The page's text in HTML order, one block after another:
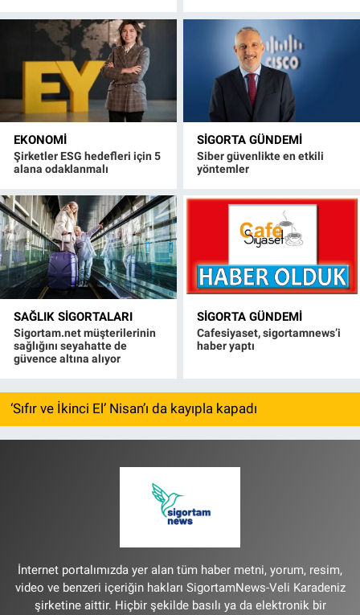
EKONOMI
Şirketler ESG hedefleri için 5
alana odaklanmalı
SIGORTA GÜNDEMI
Siber güvenlikte en etkili
yöntemler
SAĞLIK SIGORTALARI
Sigortam.net müşterilerinin
sağlığını seyahatte de
güvence altına alıyor
SIGORTA GÜNDEMI
Cafesiyaset, sigortamnews’i
haber yaptı
‘Sıfır ve İkinci El’ Nisan’ı da kayıpla kapadı
İnternet portalımızda yer alan tüm haber metni, yorum, resim,
video ve benzeri içeriğin hakları SigortamNews-Veli Karadeniz
şirketine aittir. Hiçbir şekilde basılı ya da elektronik bir